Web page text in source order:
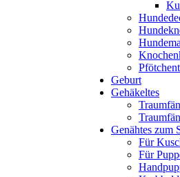
Geburt
Gehäkeltes
Genähtes zum
Für
Für